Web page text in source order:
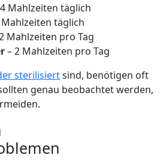
Mahlzeiten täglich
Mahlzeiten täglich
Mahlzeiten pro Tag
– 2 Mahlzeiten pro Tag
sterilisiertsind, benötigen oft
genau beobachtet werden,